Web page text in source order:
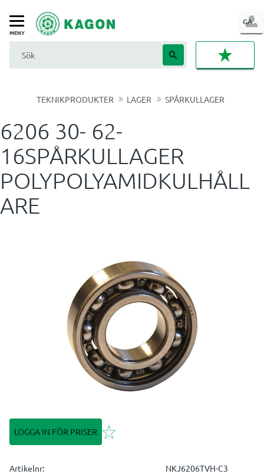
Meny
GA
IN
TEKNIKPRODUKTER LAGER SPÅRKULLAGER
6206 30- 62-
16SPÅRKULLAGER
POLYPOLYAMIDKULHÅLL
ARE
LOGGA IN FÖR PRISER Lägg till i favoriter
Artikelnr NKJ6206TVH-C3